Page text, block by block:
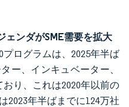
ェンダがSME需要を拡大
ログラムは、2025年半ば
ー、インキュベーター、
り、これは2020年以前の
2023年半ばまでに124万社